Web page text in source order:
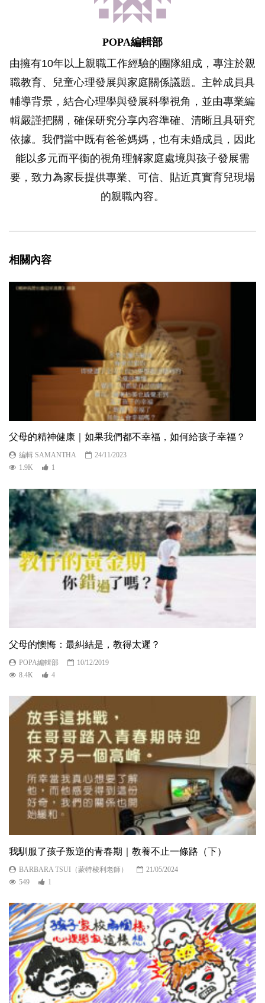
POPA編輯部
由擁有10年以上親職工作經驗的團隊組成，專注於親
職教育、兒童心理發展與家庭關係議題。主幹成員具
輔導背景，結合心理學與發展科學視角，並由專業編
輯嚴謹把關，確保研究分享內容準確、清晰且具研究
依據。我們當中既有爸爸媽媽，也有未婚成員，因此
能以多元而平衡的視角理解家庭處境與孩子發展需
要，致力為家長提供專業、可信、貼近真實育兒現場
的親職內容。
相關內容
父母的精神健康｜如果我們都不幸福，如何給孩子幸福？
編輯 SAMANTHA
24/11/2023
1.9K
1
父母的懊悔：最糾結是，教得太遲？
POPA編輯部
10/12/2019
8.4K
4
我馴服了孩子叛逆的青春期｜教養不止一條路（下）
BARBARA TSUI（蒙特梭利老師）
21/05/2024
549
1